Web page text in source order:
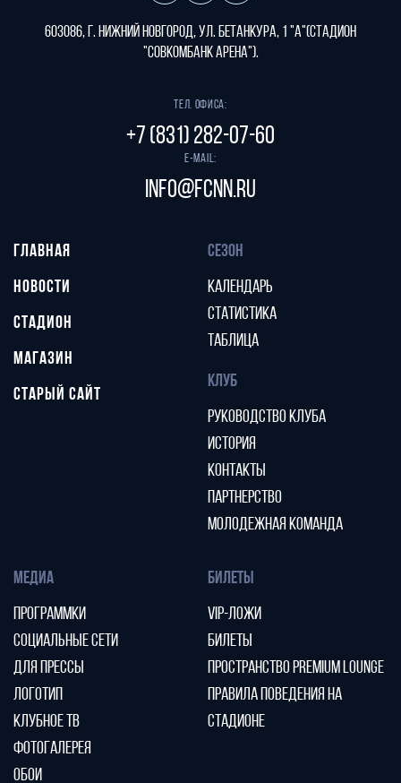
603086, г. Нижний Новгород, ул. Бетанкура, 1 "А"(стадион
"СОВКОМБАНК АРЕНА").
Тел. офиса:
+7 (831) 282-07-60
E-mail:
info@fcnn.ru
ГЛАВНАЯ
НОВОСТИ
СТАДИОН
МАГАЗИН
СТАРЫЙ САЙТ
СЕЗОН
КАЛЕНДАРЬ
СТАТИСТИКА
ТАБЛИЦА
КЛУБ
РУКОВОДСТВО КЛУБА
ИСТОРИЯ
КОНТАКТЫ
ПАРТНЕРСТВО
МОЛОДЕЖНАЯ КОМАНДА
МЕДИА
ПРОГРАММКИ
СОЦИАЛЬНЫЕ СЕТИ
ДЛЯ ПРЕССЫ
ЛОГОТИП
КЛУБНОЕ ТВ
ФОТОГАЛЕРЕЯ
ОБОИ
БИЛЕТЫ
VIP-ЛОЖИ
БИЛЕТЫ
ПРОСТРАНСТВО PREMIUM LOUNGE
ПРАВИЛА ПОВЕДЕНИЯ НА
СТАДИОНЕ